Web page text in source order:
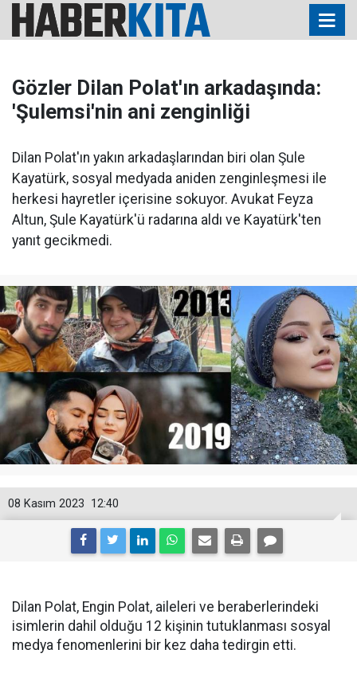
Gözler Dilan Polat'ın arkadaşında:
'Şulemsi'nin ani zenginliği
Dilan Polat'ın yakın arkadaşlarından biri olan Şule
Kayatürk, sosyal medyada aniden zenginleşmesi ile
herkesi hayretler içerisine sokuyor. Avukat Feyza
Altun, Şule Kayatürk'ü radarına aldı ve Kayatürk'ten
yanıt gecikmedi.
12:40
08 Kasım 2023
Dilan Polat, Engin Polat, aileleri ve beraberlerindeki
isimlerin dahil olduğu 12 kişinin tutuklanması sosyal
medya fenomenlerini bir kez daha tedirgin etti.